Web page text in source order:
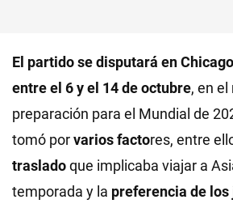
El partido se disputará en
entre el 6 y el 14 de octubre, en
preparación para el Mundial de
tomó porvarios factores, entre
trasladoque implicaba viajar a
temporada y la preferencia de